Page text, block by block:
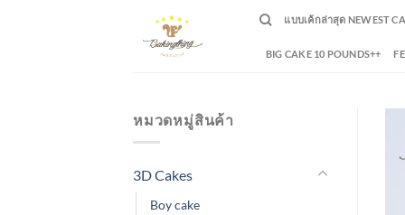
แบบเค้กล่าสุด NEWEST
BIG CAKE 10 POUNDS++
หมวดหมู่สินค้า
3D Cakes
Boy cake